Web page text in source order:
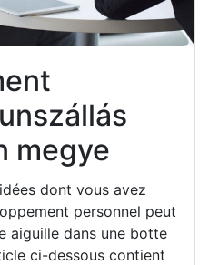
megye
dont vous avez
personnel peut
aiguille dans une botte
ci-dessous contient